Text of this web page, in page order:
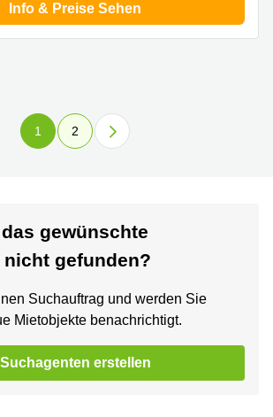
Info & Preise Sehen
1 2
gewünschte
gefunden?
Suchauftrag und werden Sie
Mietobjekte benachrichtigt.
Suchagenten erstellen